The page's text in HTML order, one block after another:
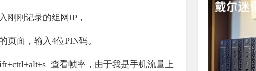
刚刚记录的组网IP，
页面，输入4位PIN码。
查看帧率，由于我是手机流量上